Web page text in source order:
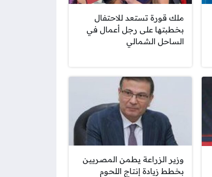
ملك قورة تستعد للاحتفال
بخطبتها على رجل أعمال في
الساحل الشمالي
وزير الزراعة يطمن المصريين
بخطط زيادة إنتاج اللحوم